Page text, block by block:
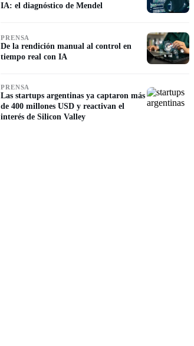
IA: el diagnóstico de Mendel
PRENSA
De la rendición manual al control en
tiempo real con IA
PRENSA
Las startups argentinas ya captaron más
de 400 millones USD y reactivan el
interés de Silicon Valley